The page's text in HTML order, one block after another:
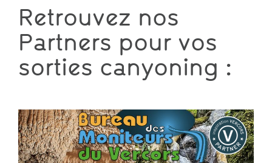
Retrouvez nos
Partners pour vos
sorties canyoning :